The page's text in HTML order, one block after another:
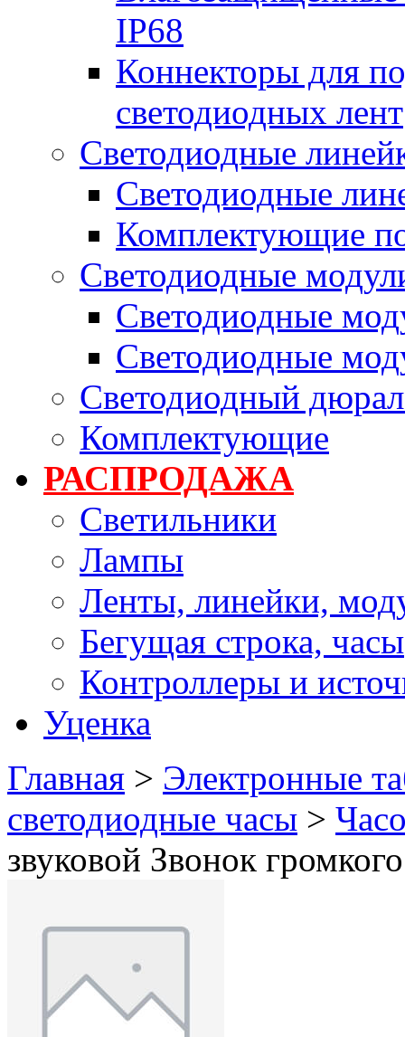
IP68
Коннекторы для
светодиодных лент
Светодиодные
Светодиодные
Комплектующие
Светодиодные
Светодиодные
Светодиодные
Светодиодный
Комплектующие
РАСПРОДАЖА
Светильники
Лампы
Ленты, линейки,
Бегущая строка, часы
Контроллеры и
Уценка
Главная > Электронные
светодиодные часы >
звуковой Звонок